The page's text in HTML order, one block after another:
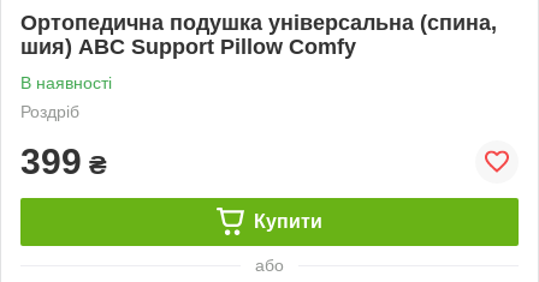
Ортопедична подушка універсальна (спина,
шия) ABC Support Pillow Comfy
В наявності
Роздріб
399 ₴
Купити
або